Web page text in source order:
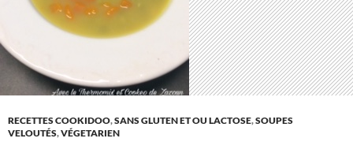
RECETTES COOKIDOO,SANS GLUTEN ET OU LACTOSE,SOUPES
VELOUTÉS,VÉGETARIEN